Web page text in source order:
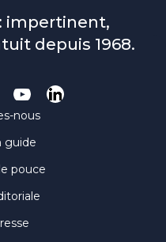
impertinent,
depuis 1968.
nous
guide
pouce